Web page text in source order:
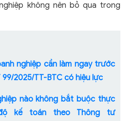
không nên bỏ qua trong
nghiệp cần làm ngay trước
99/2025/TT-BTC có hiệu lực
nào không bắt buộc thực
kế toán theo Thông tư